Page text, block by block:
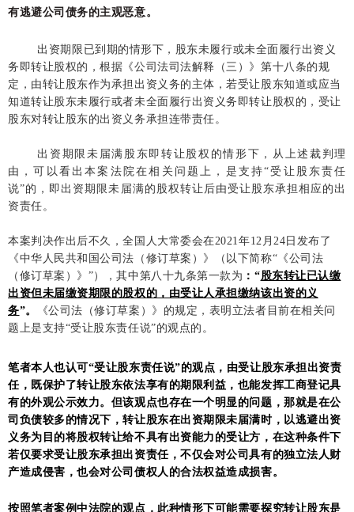
有逃避公司债务的主观恶意。
出资期限已到期的情形下，股东未履行或未全面履行出资义
务即转让股权的，根据《公司法司法解释（三）》第十八条的规
定，由转让股东作为承担出资义务的主体，若受让股东知道或应当
知道转让股东未履行或者未全面履行出资义务即转让股权的，受让
股东对转让股东的出资义务承担连带责任。
出资期限未届满股东即转让股权的情形下，从上述裁判理
由，可以看出本案法院在相关问题上，是支持“受让股东责任
说”的，即出资期限未届满的股权转让后由受让股东承担相应的出
资责任。
本案判决作出后不久，全国人大常委会在2021年12月24日发布了
《中华人民共和国公司法（修订草案）》（以下简称“《公司法
（修订草案）》”），其中第八十九条第一款为 ：“股东转让已认缴
出资但未届缴资期限的股权的，由受让人承担缴纳该出资的义
务”。
《公司法（修订草案）》的规定，表明立法者目前在相关问
题上是支持“受让股东责任说”的观点的。
笔者本人也认可“受让股东责任说”的观点，由受让股东承担出资责
任，既保护了转让股东依法享有的期限利益，也能发挥工商登记具
有的外观公示效力。但该观点也存在一个明显的问题，那就是在公
司负债较多的情况下，转让股东在出资期限未届满时，以逃避出资
义务为目的将股权转让给不具有出资能力的受让方，在这种条件下
若仅要求受让股东承担出资责任，不仅会对公司具有的独立法人财
产造成侵害，也会对公司债权人的合法权益造成损害。
按照笔者案例中法院的观点，此种情形下可能需要探究转让股东是